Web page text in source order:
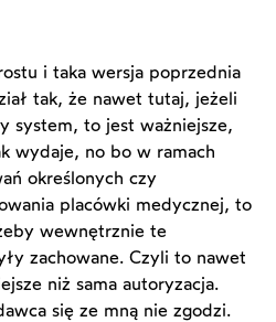
i taka wersja poprzednia
tak, że nawet tutaj, jeżeli
system, to jest ważniejsze,
wydaje, no bo w ramach
określonych czy
placówki medycznej, to
wewnętrznie te
zachowane. Czyli to nawet
niż sama autoryzacja.
się ze mną nie zgodzi.